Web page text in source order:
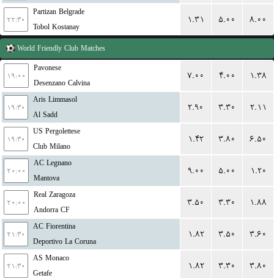
۲۲:۳۰
Partizan Belgrade
Tobol Kostanay
۱.۳۱ ۵.۰۰ ۸.۰۰
World Friendly Club Matches
۱۹:۰۰
Pavonese
Desenzano Calvina
۷.۰۰ ۴.۰۰ ۱.۳۸
۱۹:۳۰
Aris Limmasol
Al Sadd
۲.۹۰ ۳.۳۰ ۲.۱۱
۱۹:۳۰
US Pergolettese
Club Milano
۱.۴۲ ۳.۸۰ ۶.۵۰
۲۰:۰۰
AC Legnano
Mantova
۹.۰۰ ۵.۰۰ ۱.۲۰
۲۰:۰۰
Real Zaragoza
Andorra CF
۳.۵۰ ۳.۳۰ ۱.۸۸
۲۱:۳۰
AC Fiorentina
Deportivo La Coruna
۱.۸۲ ۳.۵۰ ۳.۶۰
۲۱:۳۰
AS Monaco
Getafe
۱.۸۲ ۳.۳۰ ۳.۸۰